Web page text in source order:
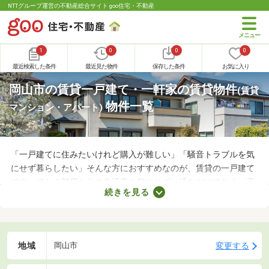
NTTグループ運営の不動産総合サイト goo住宅・不動産
1
最近検索した条件
0
最近見た物件
0
保存した条件
0
お気に入り
岡山市の賃貸一戸建て・一軒家の賃貸物件(賃貸
マンション・アパート)物件一覧
「一戸建てに住みたいけれど購入が難しい」「騒音トラブルを気
にせず暮らしたい」そんな方におすすめなのが、賃貸の一戸建て
です。ほかの部屋からの生活音を気にせずに済むだけでなく、子
どもの足音に気を遣わずに済む点も戸建ての魅力。生活音のトラ
します。
続きを見る
地域 岡山市 変更する